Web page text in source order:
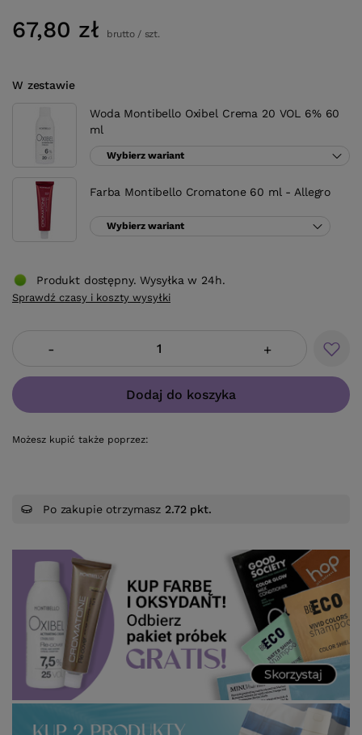
W zestawie
Woda Montibello Oxibel Crema 20 VOL 6% 60
ml
Wybierz wariant
Farba Montibello Cromatone 60 ml - Allegro
Wybierz wariant
67,80 zł brutto/ szt.
- +
Dodaj do koszyka
Możesz kupić także poprzez:
Produkt dostępny. Wysyłka w 24h.
Sprawdź czasy i koszty wysyłki
Po zakupie otrzymasz 2.72 pkt.